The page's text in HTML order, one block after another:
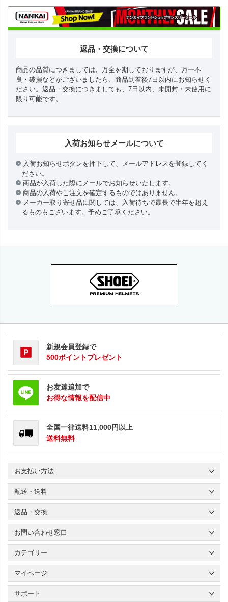
返品・交換について
商品の品質につきましては、万全を期しておりますが、万一不
良・破損などがございましたら、商品到着後7日以内にお知らせく
ださい。返品・交換につきましても、7日以内、未開封・未使用に
限り可能です。
入荷お知らせメールについて
入荷お知らせボタンを押下して、メールアドレスを登録してく
ださい。
商品が入荷した際にメールでお知らせいたします。
商品の入荷やご注文を確定するものではありません。
メーカー取り寄せ品に関しては、入荷待ちで最長で半年を超え
るものもございます。予めご了承ください。
新規会員登録で
500ポイントプレゼント
お友達追加で
お得な情報を配信中
全国一律送料11,000円以上
送料無料
お支払い方法
配送・送料
返品・交換
お問い合わせ窓口
カテゴリー
マイページ
サポート